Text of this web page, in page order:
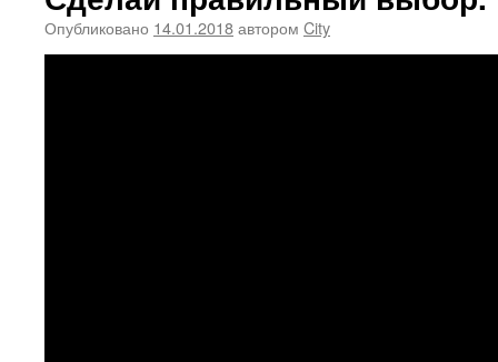
Опубликовано 14.01.2018автором City